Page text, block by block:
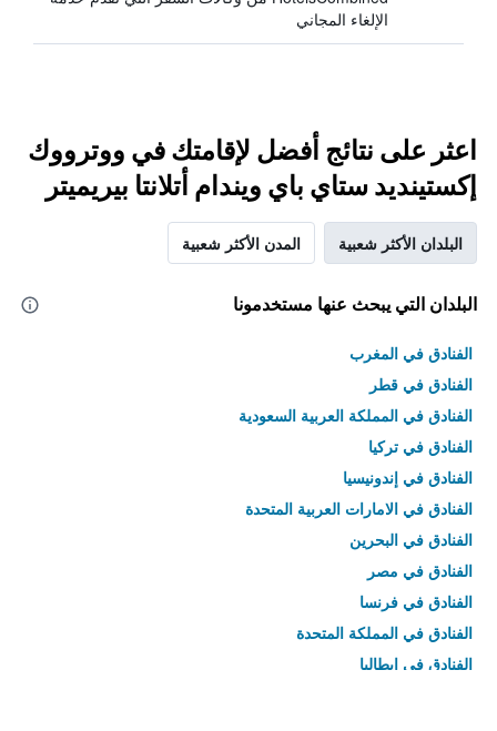
الإلغاء المجاني
اعثر على نتائج أفضل لإقامتك في ووترووك
إكستينديد ستاي باي ويندام أتلانتا بيريميتر
البلدان الأكثر شعبية المدن الأكثر شعبية
البلدان التي يبحث عنها مستخدمونا
الفنادق في المغرب
الفنادق في قطر
الفنادق في المملكة العربية السعودية
الفنادق في تركيا
الفنادق في إندونيسيا
الفنادق في الامارات العربية المتحدة
الفنادق في البحرين
الفنادق في مصر
الفنادق في فرنسا
الفنادق في المملكة المتحدة
الفنادق في إيطاليا